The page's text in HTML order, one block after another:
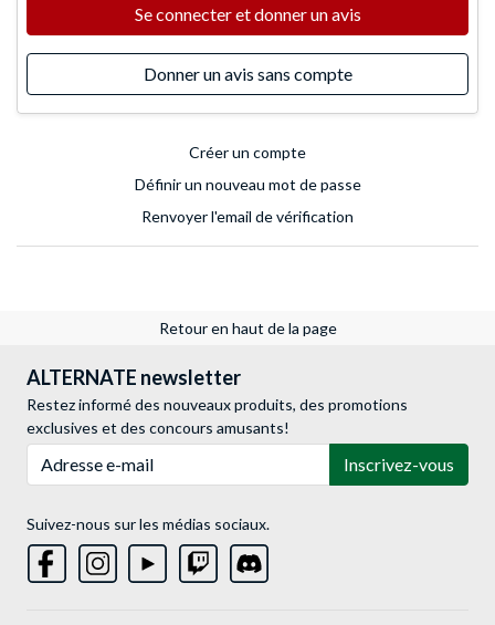
Se connecter et donner un avis
Donner un avis sans compte
Créer un compte
Définir un nouveau mot de passe
Renvoyer l'email de vérification
Retour en haut de la page
ALTERNATE newsletter
Restez informé des nouveaux produits, des promotions
exclusives et des concours amusants!
Inscrivez-vous
Suivez-nous sur les médias sociaux.